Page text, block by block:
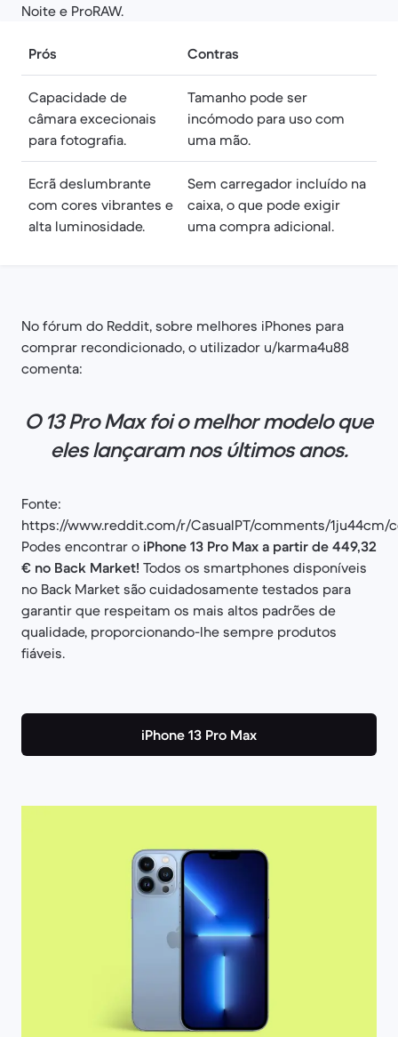
Noite e ProRAW.
Prós Contras
Capacidade de
câmara excecionais
para fotografia.
Tamanho pode ser
incómodo para uso com
uma mão.
Ecrã deslumbrante
com cores vibrantes e
alta luminosidade.
Sem carregador incluído na
caixa, o que pode exigir
uma compra adicional.
No fórum do Reddit, sobre melhores iPhones para
comprar recondicionado, o utilizador u/karma4u88
comenta:
O 13 Pro Max foi o melhor modelo que
eles lançaram nos últimos anos.
Fonte:
https://www.reddit.com/r/CasualPT/comments/
Podes encontrar o iPhone 13 Pro Max a partir de 449,32
€ no Back Market! Todos os smartphones disponíveis
no Back Market são cuidadosamente testados para
garantir que respeitam os mais altos padrões de
qualidade, proporcionando-lhe sempre produtos
fiáveis.
iPhone 13 Pro Max